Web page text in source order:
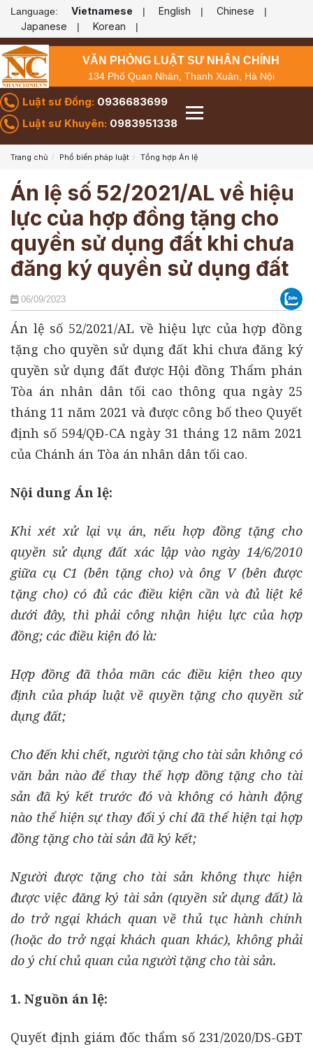
Language: Vietnamese | English | Chinese |
Japanese | Korean |
VĂN PHÒNG LUẬT SƯ NHÂN CHÍNH
134 Phố Quan Nhân, Thanh Xuân, Hà Nội
Luật sư Đồng: 0936683699
Luật sư Khuyên: 0983951338
Trang chủ Phổ biến pháp luật Tổng hợp Án lệ
Án lệ số 52/2021/AL về hiệu
lực của hợp đồng tặng cho
quyền sử dụng đất khi chưa
đăng ký quyền sử dụng đất
06/09/2023
Án lệ số 52/2021/AL về hiệu lực của hợp đồng
tặng cho quyền sử dụng đất khi chưa đăng ký
quyền sử dụng đất được Hội đồng Thẩm phán
Tòa án nhân dân tối cao thông qua ngày 25
tháng 11 năm 2021 và được công bố theo Quyết
định số 594/QĐ-CA ngày 31 tháng 12 năm 2021
của Chánh án Tòa án nhân dân tối cao.
Nội dung Án lệ:
Khi xét xử lại vụ án, nếu hợp đồng tặng cho
quyền sử dụng đất xác lập vào ngày 14/6/2010
giữa cụ C1 (bên tặng cho) và ông V (bên được
tặng cho) có đủ các điều kiện cần và đủ liệt kê
dưới đây, thì phải công nhận hiệu lực của hợp
đồng; các điều kiện đó là:
Hợp đồng đã thỏa mãn các điều kiện theo quy
định của pháp luật về quyền tặng cho quyền sử
dụng đất;
Cho đến khi chết, người tặng cho tài sản không có
văn bản nào để thay thế hợp đồng tặng cho tài
sản đã ký kết trước đó và không có hành động
nào thể hiện sự thay đổi ý chí đã thể hiện tại hợp
đồng tặng cho tài sản đã ký kết;
Người được tặng cho tài sản không thực hiện
được việc đăng ký tài sản (quyền sử dụng đất) là
do trở ngại khách quan về thủ tục hành chính
(hoặc do trở ngại khách quan khác), không phải
do ý chí chủ quan của người tặng cho tài sản.
1. Nguồn án lệ:
Quyết định giám đốc thẩm số 231/2020/DS-GĐT